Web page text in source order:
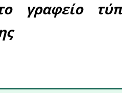
από το